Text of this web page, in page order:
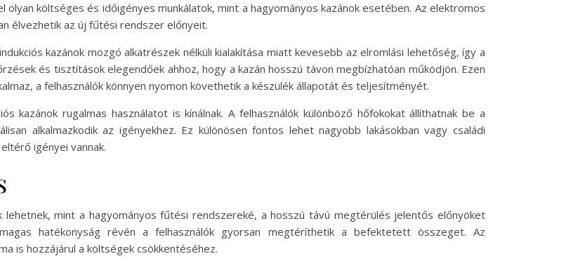
költséges és időigényes munkálatok, mint a hagyományos kazánok esetében. Az elektromos
élvezhetik az új fűtési rendszer előnyeit.
kazánok mozgó alkatrészek nélküli kialakítása miatt kevesebb az elromlási lehetőség, így a
és tisztítások elegendőek ahhoz, hogy a kazán hosszú távon megbízhatóan működjön. Ezen
a felhasználók könnyen nyomon követhetik a készülék állapotát és teljesítményét.
kazánok rugalmas használatot is kínálnak. A felhasználók különböző hőfokokat állíthatnak be a
alkalmazkodik az igényekhez. Ez különösen fontos lehet nagyobb lakásokban vagy családi
igényei vannak.
lehetnek, mint a hagyományos fűtési rendszereké, a hosszú távú megtérülés jelentős előnyöket
hatékonyság révén a felhasználók gyorsan megtéríthetik a befektetett összeget. Az
is hozzájárul a költségek csökkentéséhez.